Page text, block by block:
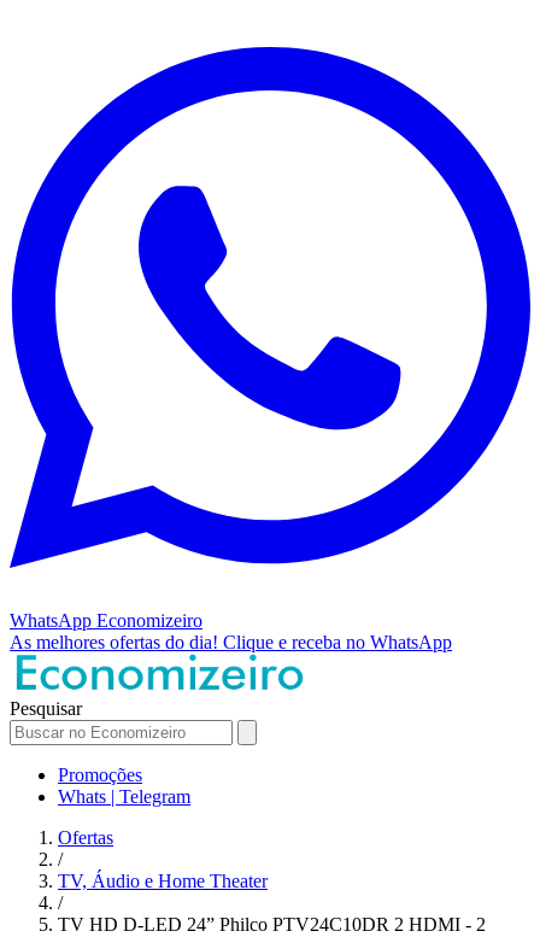
WhatsApp Economizeiro
As melhores ofertas do dia! Clique e receba no WhatsApp
Pesquisar
Promoções
Whats | Telegram
Ofertas
/
TV, Áudio e Home Theater
/
TV HD D-LED 24” Philco PTV24C10DR 2 HDMI - 2